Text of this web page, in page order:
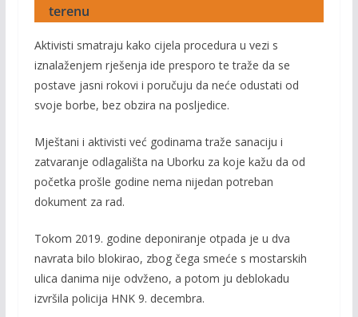
terenu
Aktivisti smatraju kako cijela procedura u vezi s
iznalaženjem rješenja ide presporo te traže da se
postave jasni rokovi i poručuju da neće odustati od
svoje borbe, bez obzira na posljedice.
Mještani i aktivisti već godinama traže sanaciju i
zatvaranje odlagališta na Uborku za koje kažu da od
početka prošle godine nema nijedan potreban
dokument za rad.
Tokom 2019. godine deponiranje otpada je u dva
navrata bilo blokirao, zbog čega smeće s mostarskih
ulica danima nije odvženo, a potom ju deblokadu
izvršila policija HNK 9. decembra.